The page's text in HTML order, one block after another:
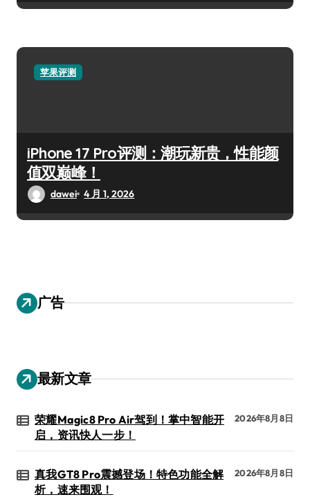
苹果评测
iPhone 17 Pro评测：潮玩新贵，性能颜
值双巅峰！
dawei 4 月 1, 2026
广告
最新文章
荣耀Magic8 Pro Air驾到！掌中智能开
启，资讯快人一步！
2026年8月8日
真我GT8 Pro震撼登场！特色功能全解
析，速来围观！
2026年8月8日